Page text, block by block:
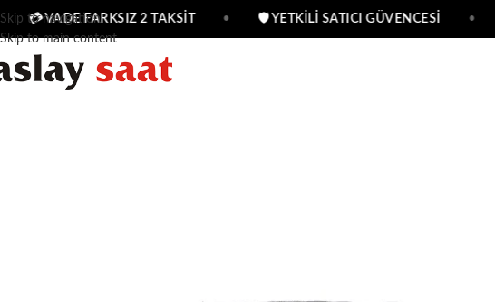
Skip to navigation
Skip to main content
💳 VADE FARKSIZ 2 TAKSİT 🛡 YETKİLİ SATICI GÜVENCESİ